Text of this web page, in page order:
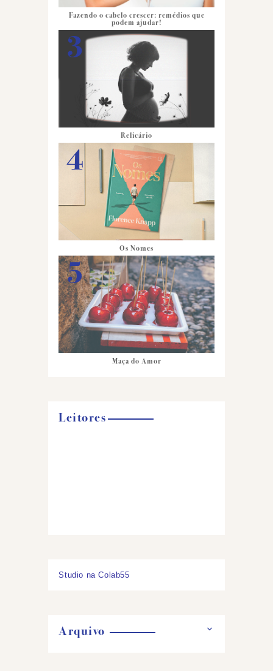
Fazendo o cabelo crescer: remédios que
podem ajudar!
Relicário
Os Nomes
Maça do Amor
Leitores
Studio na Colab55
Arquivo